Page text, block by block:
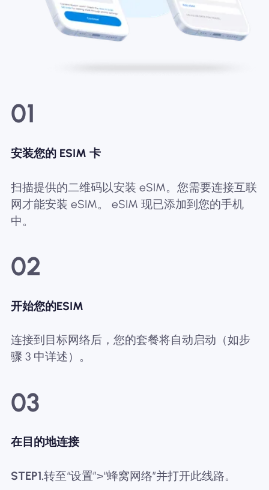
01
安装您的 ESIM 卡
扫描提供的二维码以安装 eSIM。您需要连接互联
网才能安装 eSIM。 eSIM 现已添加到您的手机
中。
02
开始您的ESIM
连接到目标网络后，您的套餐将自动启动（如步
骤 3 中详述）。
03
在目的地连接
STEP1.转至“设置”>“蜂窝网络”并打开此线路。